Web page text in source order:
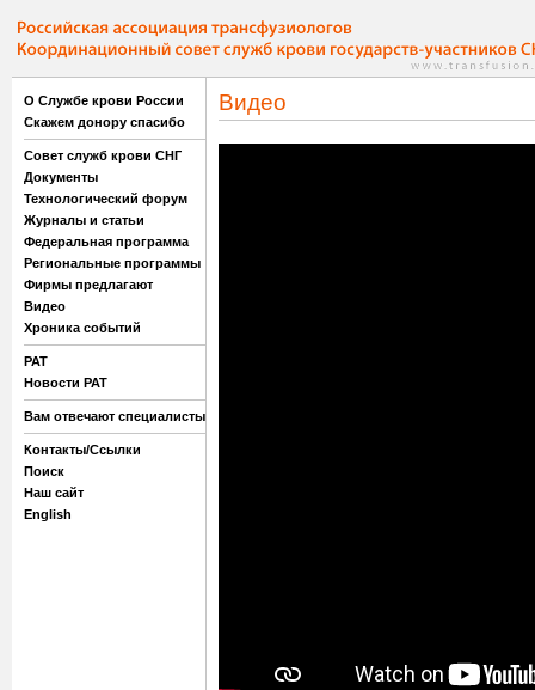
О Службе крови России
Скажем донору спасибо
Совет служб крови СНГ
Документы
Технологический форум
Журналы и статьи
Федеральная программа
Региональные программы
Фирмы предлагают
Видео
Хроника событий
РАТ
Новости РАТ
Вам отвечают специалисты
Контакты/Ссылки
Поиск
Наш сайт
English
Видео